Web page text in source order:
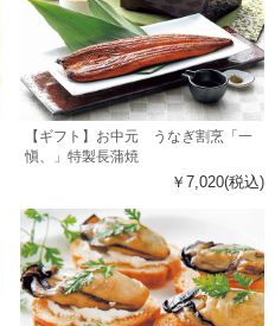
【ギフト】お中元 うなぎ割烹「一
愼、」特製長蒲焼
￥7,020(税込)